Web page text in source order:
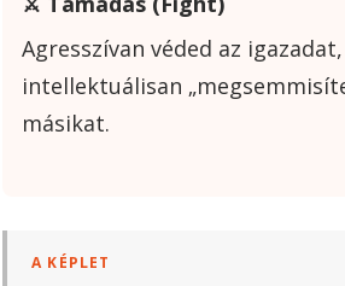
Agresszívan véded az igazadat,
intellektuálisan
másikat.
A KÉPLET